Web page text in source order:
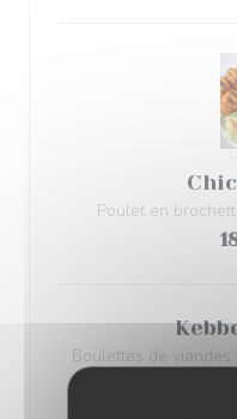
Poulet en
Boulettes de